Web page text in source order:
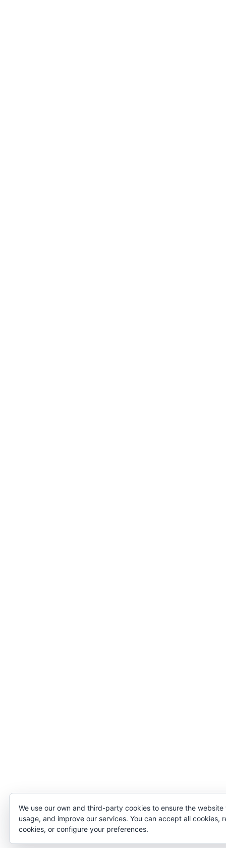
We use our own and third-party cookies to ensure the
usage, and improve our services. You can accept all cookies,
cookies, or configure your preferences.